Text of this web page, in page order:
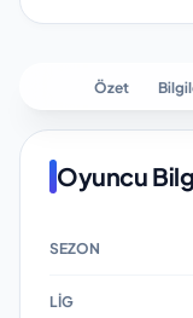
Özet
Oyuncu